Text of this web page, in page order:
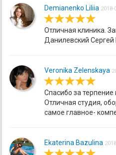
Demianenko Liliia 2018-
Отличная клиника.
Данилевский
Veronika Zelenskaya
Спасибо за терпение
Отличная студия,
самое главное-
Ekaterina Bazulina